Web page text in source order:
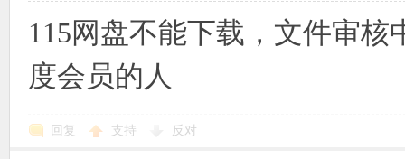
115网盘不能下载，文件审
度会员的人
回复 支持 反对